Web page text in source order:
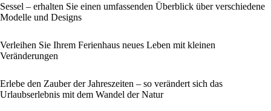
Sessel – erhalten Sie einen umfassenden Überblick über verschiedene
Modelle und Designs
Verleihen Sie Ihrem Ferienhaus neues Leben mit kleinen
Veränderungen
Erlebe den Zauber der Jahreszeiten – so verändert sich das
Urlaubserlebnis mit dem Wandel der Natur